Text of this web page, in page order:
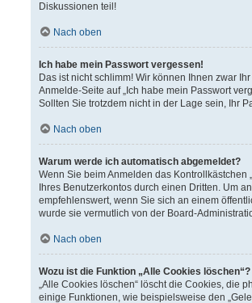
Diskussionen teil!
Nach oben
Ich habe mein Passwort vergessen!
Das ist nicht schlimm! Wir können Ihnen zwar
Anmelde-Seite auf „Ich habe mein Passwort
Sollten Sie trotzdem nicht in der Lage sein, Ihr
Nach oben
Warum werde ich automatisch abgemeldet?
Wenn Sie beim Anmelden das
Ihres Benutzerkontos durch einen Dritten. Um
empfehlenswert, wenn Sie sich an einem
wurde sie vermutlich von der Board-
Nach oben
Wozu ist die Funktion „Alle Cookies löschen“?
„Alle Cookies löschen“ löscht die Cookies, die
einige Funktionen, wie beispielsweise den